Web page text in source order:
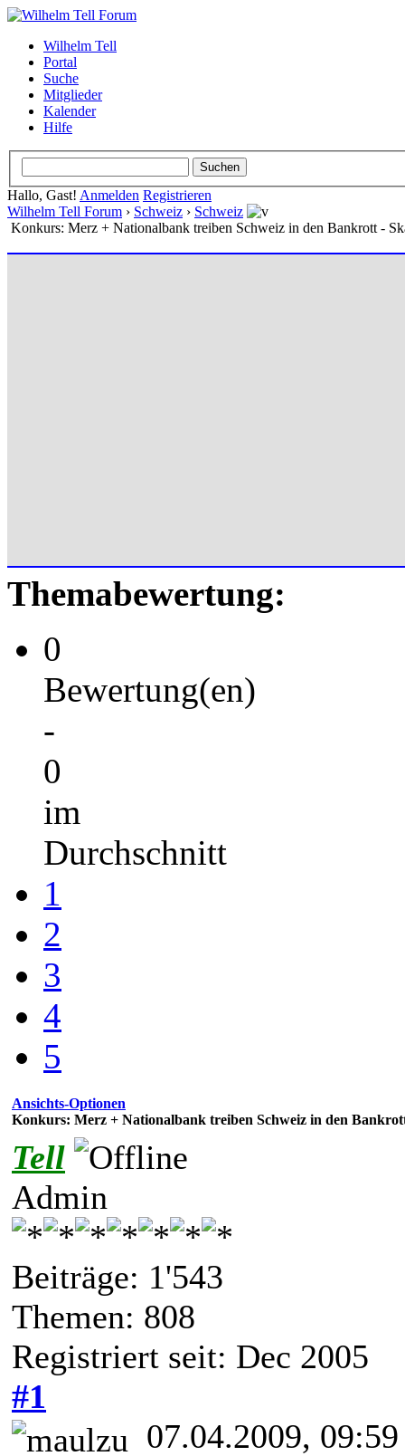
Wilhelm Tell
Portal
Suche
Mitglieder
Kalender
Hilfe
Hallo, Gast! Anmelden Registrieren
Wilhelm Tell Forum › Schweiz › Schweiz
Konkurs: Merz + Nationalbank treiben Schweiz in den Bankrott -
Themabewertung:
0
Bewertung(en)
-
0
im
Durchschnitt
1
2
3
4
5
Ansichts-Optionen
Konkurs: Merz + Nationalbank treiben Schweiz in den
Tell
Admin
Beiträge: 1'543
Themen: 808
Registriert seit: Dec 2005
#1
07.04.2009, 09:59